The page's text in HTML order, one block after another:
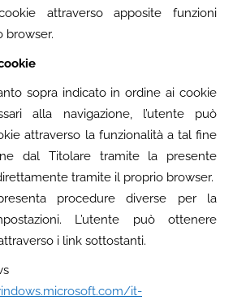
attraverso apposite funzioni
browser.
sopra indicato in ordine ai cookie
alla navigazione, l’utente può
attraverso la funzionalità a tal fine
dal Titolare tramite la presente
tramite il proprio browser.
procedure diverse per la
L’utente può ottenere
i link sottostanti.
it-